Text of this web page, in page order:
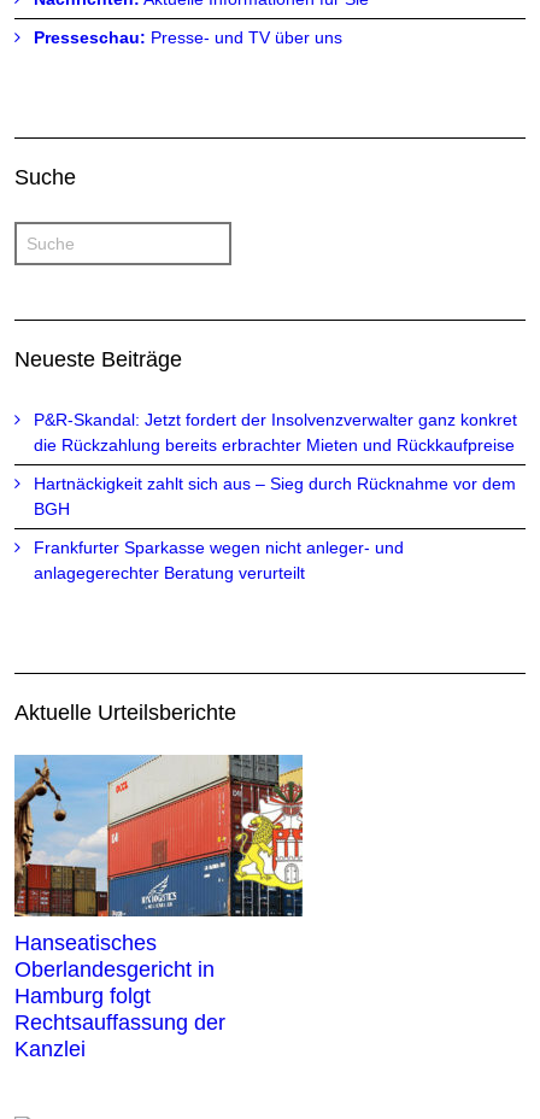
Presseschau: Presse- und TV über uns
Suche
Neueste Beiträge
P&R-Skandal: Jetzt fordert der Insolvenzverwalter ganz konkret
die Rückzahlung bereits erbrachter Mieten und Rückkaufpreise
Hartnäckigkeit zahlt sich aus – Sieg durch Rücknahme vor dem
BGH
Frankfurter Sparkasse wegen nicht anleger- und
anlagegerechter Beratung verurteilt
Aktuelle Urteilsberichte
Hanseatisches
Oberlandesgericht in
Hamburg folgt
Rechtsauffassung der
Kanzlei